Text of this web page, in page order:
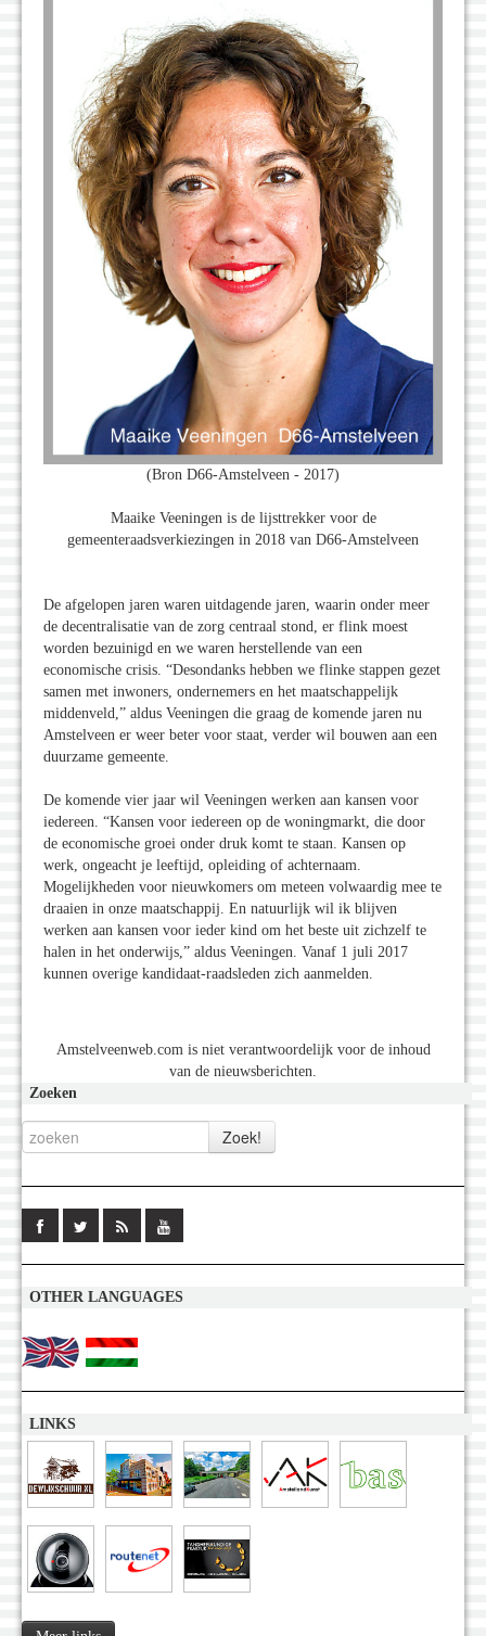
(Bron D66-Amstelveen - 2017)
Maaike Veeningen is de lijsttrekker voor de
gemeenteraadsverkiezingen in 2018 van D66-Amstelveen
De afgelopen jaren waren uitdagende jaren, waarin onder meer
de decentralisatie van de zorg centraal stond, er flink moest
worden bezuinigd en we waren herstellende van een
economische crisis. “Desondanks hebben we flinke stappen gezet
samen met inwoners, ondernemers en het maatschappelijk
middenveld,” aldus Veeningen die graag de komende jaren nu
Amstelveen er weer beter voor staat, verder wil bouwen aan een
duurzame gemeente.
De komende vier jaar wil Veeningen werken aan kansen voor
iedereen. “Kansen voor iedereen op de woningmarkt, die door
de economische groei onder druk komt te staan. Kansen op
werk, ongeacht je leeftijd, opleiding of achternaam.
Mogelijkheden voor nieuwkomers om meteen volwaardig mee te
draaien in onze maatschappij. En natuurlijk wil ik blijven
werken aan kansen voor ieder kind om het beste uit zichzelf te
halen in het onderwijs,” aldus Veeningen. Vanaf 1 juli 2017
kunnen overige kandidaat-raadsleden zich aanmelden.
Amstelveenweb.com is niet verantwoordelijk voor de inhoud
van de nieuwsberichten.
Zoeken
OTHER LANGUAGES
LINKS